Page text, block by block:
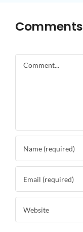
Comments
Comment